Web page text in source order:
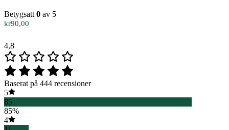
Betygsatt0 av 5
kr90,00
4,8
Baserat på 444 recensioner
5
85
85%
4